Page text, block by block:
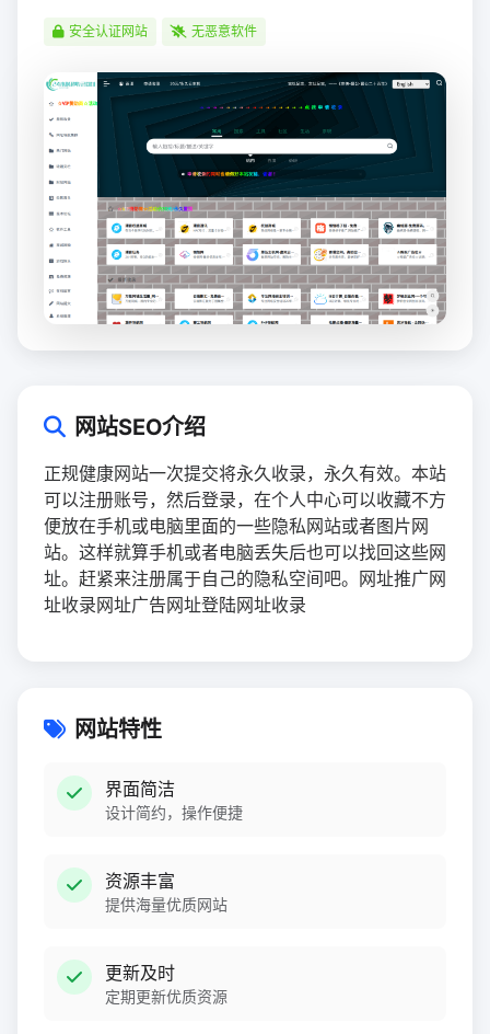
安全认证网站 无恶意软件
网站SEO介绍
正规健康网站一次提交将永久收录，永久有效。本站
可以注册账号，然后登录，在个人中心可以收藏不方
便放在手机或电脑里面的一些隐私网站或者图片网
站。这样就算手机或者电脑丢失后也可以找回这些网
址。赶紧来注册属于自己的隐私空间吧。网址推广网
址收录网址广告网址登陆网址收录
网站特性
界面简洁
设计简约，操作便捷
资源丰富
提供海量优质网站
更新及时
定期更新优质资源